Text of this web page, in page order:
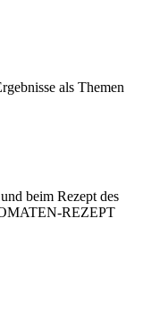
als Themen
beim Rezept des
REZEPT